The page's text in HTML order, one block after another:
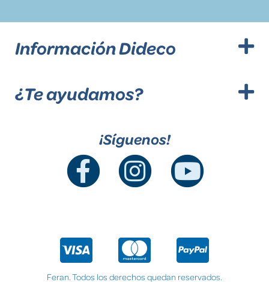
Información Dideco
¿Te ayudamos?
¡Síguenos!
Feran. Todos los derechos quedan reservados.